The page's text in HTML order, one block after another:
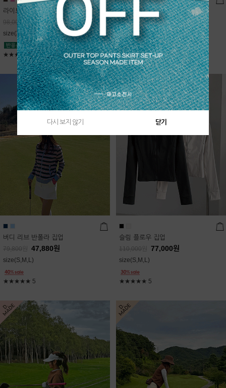
라이트데님 핀턱 스커트
98,000원 68,600원
size(XS,S,M,L)
★★★★★5
블룸 하이넥 니트집업
Sold Out
free(44~66)
★★★★★4.9
버디 리브 반폴라 집업
79,800 47,880원
size(S,M,L)
★★★★★ 5
슬림 플로우 집업
110,000 77,000원
size(S,M,L)
★★★★★ 5
다시 보지 않기 닫기